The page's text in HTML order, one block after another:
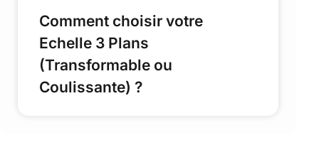
Comment choisir votre
Echelle 3 Plans
(Transformable ou
Coulissante) ?